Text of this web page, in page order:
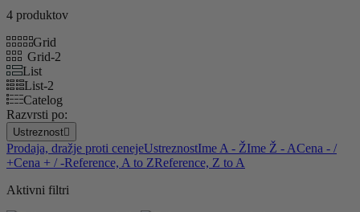
4 produktov
Grid
Grid-2
List
List-2
Catelog
Razvrsti po:
Ustreznost
Prodaja, dražje proti cenejeUstreznostIme A - ŽIme Ž - ACena - /
+Cena + / -Reference, A to ZReference, Z to A
Aktivni filtri